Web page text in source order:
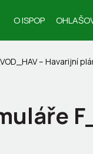
O ISPOP
– Havarijní